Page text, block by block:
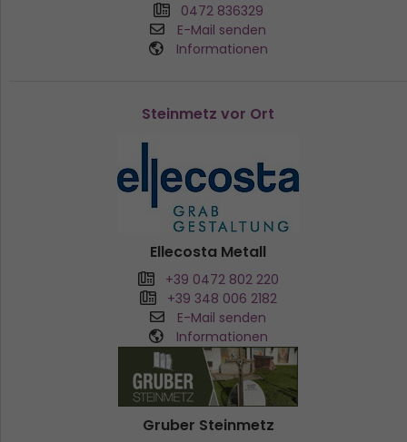
0472 836329
E-Mail senden
Informationen
Steinmetz vor Ort
Ellecosta Metall
+39 0472 802 220
+39 348 006 2182
E-Mail senden
Informationen
Gruber Steinmetz